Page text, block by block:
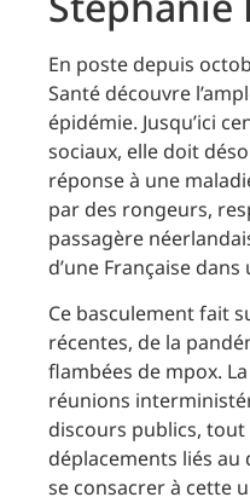
En poste depuis
Santé découvre
épidémie. Jusqu’ici
sociaux, elle doit
réponse à une
par des rongeurs,
passagère
d’une Française
Ce basculement fait
récentes, de la
flambées de mpox.
réunions
discours publics,
déplacements liés
se consacrer à cette